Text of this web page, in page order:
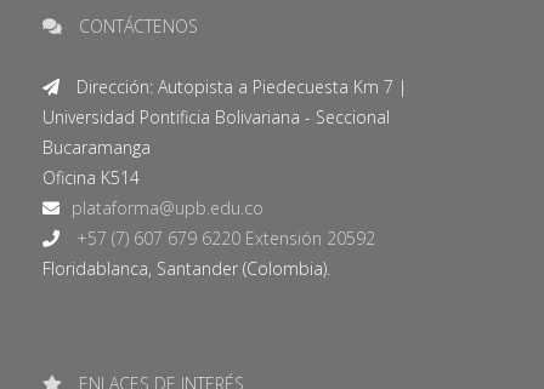
CONTÁCTENOS
Dirección: Autopista a Piedecuesta Km 7 |
Universidad Pontificia Bolivariana - Seccional
Bucaramanga
Oficina K514
+57 (7) 607 679 6220 Extensión 20592
Floridablanca, Santander (Colombia).
ENLACES DE INTERÉS